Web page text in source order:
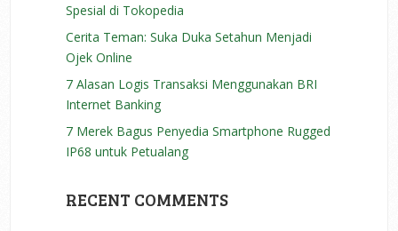
Spesial di Tokopedia
Cerita Teman: Suka Duka Setahun Menjadi
Ojek Online
7 Alasan Logis Transaksi Menggunakan BRI
Internet Banking
7 Merek Bagus Penyedia Smartphone Rugged
IP68 untuk Petualang
RECENT COMMENTS